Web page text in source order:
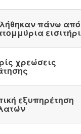
πάνω από
χρεώσεις
εξυπηρέτηση